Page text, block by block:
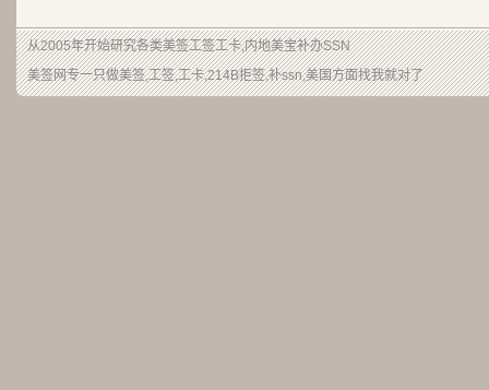
从2005年开始研究各类美签工签工卡,内地美宝补办SSN
美签网专一只做美签,工签,工卡,214B拒签,补ssn,美国方面找我就对了